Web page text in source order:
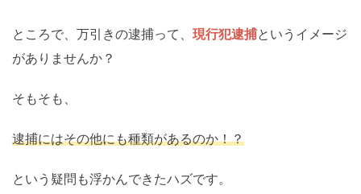
ところで、万引きの逮捕って、 現行犯逮捕というイメージ
がありませんか？
そもそも、
逮捕にはその他にも種類があるのか！？
という疑問も浮かんできたハズです。